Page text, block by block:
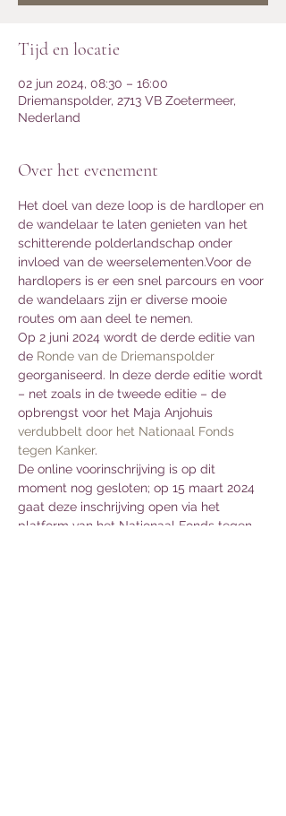
Tijd en locatie
02 jun 2024, 08:30 – 16:00
Driemanspolder, 2713 VB Zoetermeer,
Nederland
Over het evenement
Het doel van deze loop is de hardloper en
de wandelaar te laten genieten van het
schitterende polderlandschap onder
invloed van de weerselementen.Voor de
hardlopers is er een snel parcours en voor
de wandelaars zijn er diverse mooie
routes om aan deel te nemen.
Op 2 juni 2024 wordt de derde editie van
de Ronde van de Driemanspolder
georganiseerd. In deze derde editie wordt
– net zoals in de tweede editie – de
opbrengst voor het Maja Anjohuis
verdubbelt door het Nationaal Fonds
tegen Kanker.
De online voorinschrijving is op dit
moment nog gesloten; op 15 maart 2024
gaat deze inschrijving open via het
platform van het Nationaal Fonds tegen